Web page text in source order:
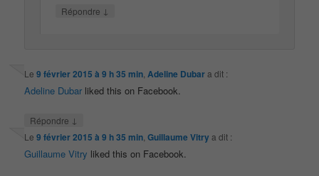
Répondre ↓
Le9 février 2015 à 9 h 35 min Adeline Dubara dit :
Adeline Dubar liked this on Facebook.
Répondre ↓
Le9 février 2015 à 9 h 35 min ,Guillaume Vitrya dit :
Guillaume Vitry liked this on Facebook.